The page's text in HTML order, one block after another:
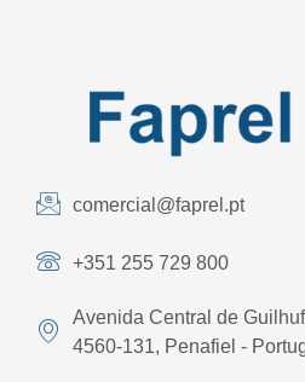
comercial@faprel.pt
+351 255 729 800
Avenida Central de
4560-131, Penafiel -